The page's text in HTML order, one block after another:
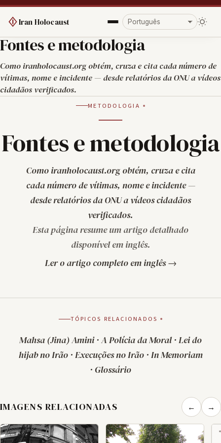
Iran Holocaust
Fontes e metodologia
Como iranholocaust.org obtém, cruza e cita cada número de
vítimas, nome e incidente — desde relatórios da ONU a vídeos
cidadãos verificados.
METODOLOGIA
Fontes e metodologia
Como iranholocaust.org obtém, cruza e cita
cada número de vítimas, nome e incidente —
desde relatórios da ONU a vídeos cidadãos
verificados.
Esta página resume um artigo detalhado
disponível em inglês.
Ler o artigo completo em inglês →
TÓPICOS RELACIONADOS
Mahsa (Jina) Amini· A Polícia da Moral· Lei do
hijab no Irão· Execuções no Irão· In Memoriam
· Glossário
IMAGENS RELACIONADAS ← →